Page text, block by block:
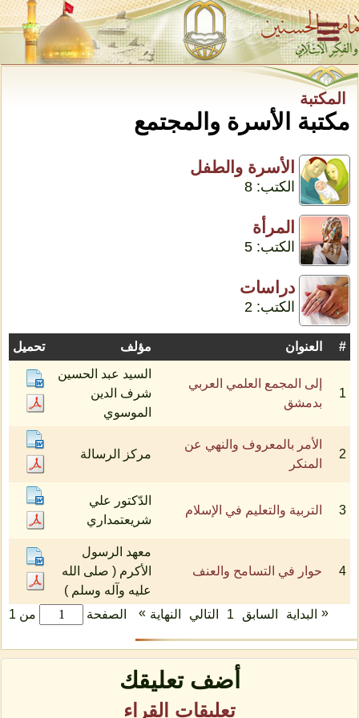
المكتبة
مكتبة الأسرة والمجتمع
الأسرة والطفل
الکتب: 8
المرأة
الکتب: 5
دراسات
الکتب: 2
# العنوان مؤلف تحميل
1
إلى المجمع العلمي العربي
بدمشق
السيد عبد الحسين
شرف الدين
الموسوي
2
الأمر بالمعروف والنهي عن
المنكر
مركز الرسالة
3 التربية والتعليم في الإسلام
الدّكتور علي
شريعتمداري
4 حوار في التسامح والعنف
معهد الرسول
الأكرم ( صلى الله
عليه وآله وسلم )
الصفحة
من 1 « البداية السابق 1 التالي النهاية »
أضف تعليقك
تعليقات القراء